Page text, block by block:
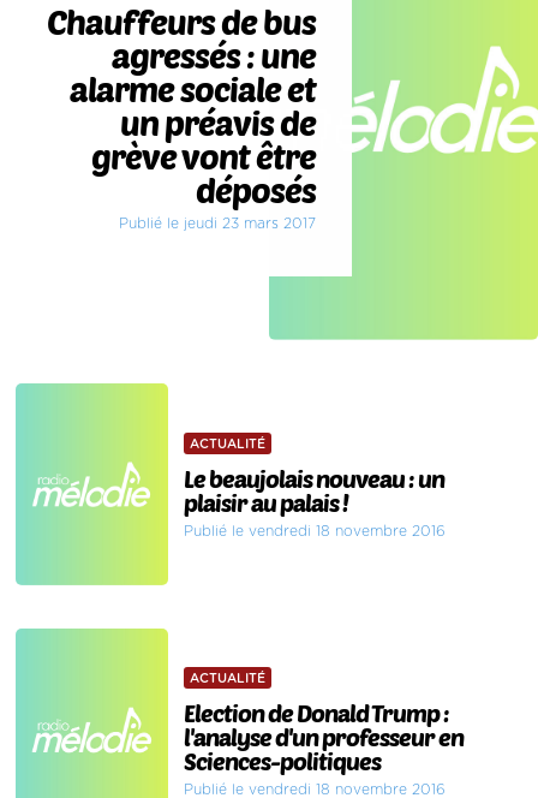
Chauffeurs de bus
agressés : une
alarme sociale et
un préavis de
grève vont être
déposés
Publié le jeudi 23 mars 2017
ACTUALITÉ
Le beaujolais nouveau : un
plaisir au palais !
Publié le vendredi 18 novembre 2016
ACTUALITÉ
Election de Donald Trump :
l'analyse d'un professeur en
Sciences-politiques
Publié le vendredi 18 novembre 2016